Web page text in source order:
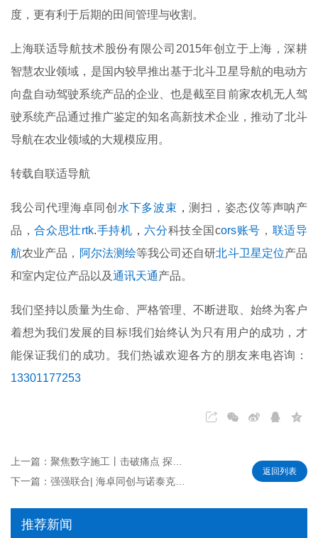
度，更有利于后期的田间管理与收割。
上海联适导航技术股份有限公司2015年创立于上海，深耕
智慧农业领域，是国内较早推出基于北斗卫星导航的电动方
向盘自动驾驶系统产品的企业、也是截至目前家农机无人驾
驶系统产品通过推广鉴定的知名高新技术企业，推动了北斗
导航在农业领域的大规模应用。
转载自联适导航
我公司代理海卓同创 水下多波束 ，测扫，姿态仪等声呐产
品，合众思壮rtk.手持机 ， 六分科技全国cors账号 ， 联适导
航农业产品， 阿尔法测绘等我公司还自研北斗卫星定位产品
和室内定位产品以及通讯天通产品。
我们坚持以质量为生命、严格管理、不断进取、始终为客户
着想为我们发展的目标!我们始终认为只有用户的成功，才
能保证我们的成功。我们热诚欢迎各方的朋友来电咨询：
13301177253
返回列表
推荐新闻